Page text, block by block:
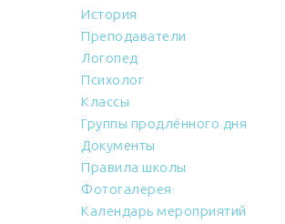
История
Преподаватели
Логопед
Психолог
Классы
Группы продлённого дня
Документы
Правила школы
Фотогалерея
Календарь мероприятий